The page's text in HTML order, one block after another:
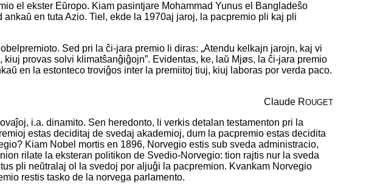
el ekster Eŭropo. Kiam pasintjare Mohammad Yunus el Bangladeŝo
en tuta Azio. Tiel, ekde la 1970aj jaroj, la pacpremio pli kaj pli
Sed pri la ĉi-jara premio li diras: „Atendu kelkajn jarojn, kaj vi
provas solvi klimatŝanĝiĝojn”. Evidentas, ke, laŭ Mjøs, la ĉi-jara premio
en la estonteco troviĝos inter la premiitoj tiuj, kiuj laboras por verda paco.
Claude ROUGET
i.a. dinamito. Sen heredonto, li verkis detalan testamenton pri la
estas deciditaj de svedaj akademioj, dum la pacpremio estas decidita
Kiam Nobel mortis en 1896, Norvegio estis sub sveda administracio,
rilate la eksteran politikon de Svedio-Norvegio: tion rajtis nur la sveda
pli neŭtralaj ol la svedoj por aljuĝi la pacpremion. Kvankam Norvegio
restis tasko de la norvega parlamento.